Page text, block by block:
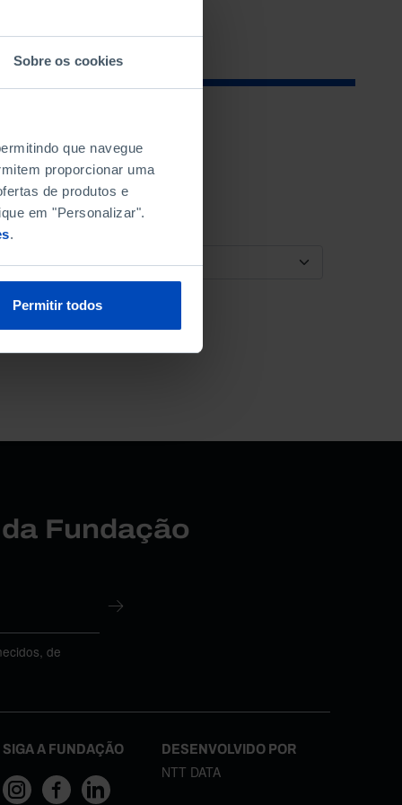
Sobre os cookies
que navegue
proporcionar uma
de produtos e
em "Personalizar".
.
Permitir todos
ORDENAR POR
Fundação
de
SIGA A FUNDAÇÃO DESENVOLVIDO POR
NTT DATA